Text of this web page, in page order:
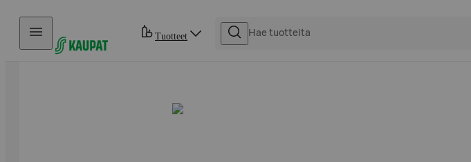
Hyppää sisältöön
Tuotteet